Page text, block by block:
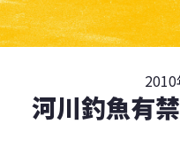
河川釣魚有